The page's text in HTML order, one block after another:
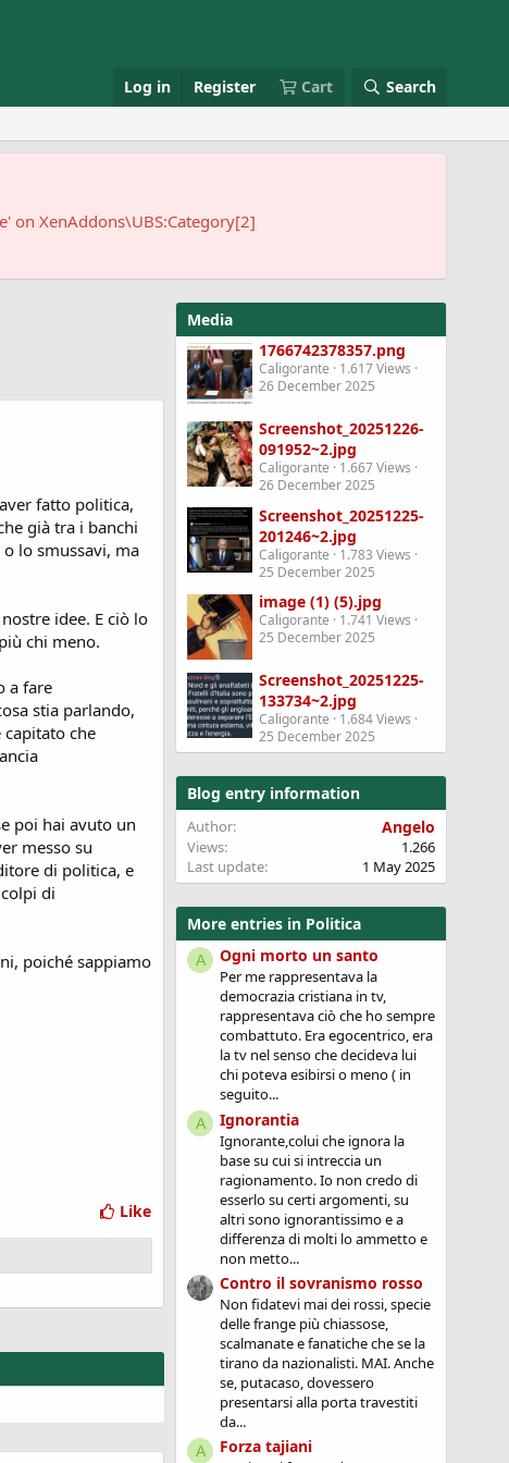
Log in Register Cart
Search
on XenAddons\UBS:Category[2]
fatto politica,
già tra i banchi
lo smussavi, ma
idee. E ciò lo
chi meno.
a fare
stia parlando,
che
poi hai avuto un
messo su
di politica, e
di
poiché sappiamo
Like
Media
1766742378357.png
Caligorante
1.617 Views
26 December 2025
Screenshot_20251226-
091952~2.jpg
Caligorante
1.667 Views
26 December 2025
Screenshot_20251225-
201246~2.jpg
Caligorante
1.783 Views
25 December 2025
image (1) (5).jpg
Caligorante
1.741 Views
25 December 2025
Screenshot_20251225-
133734~2.jpg
Caligorante
1.684 Views
25 December 2025
Blog entry information
Author Angelo
Views
1.266
Last update
1 May 2025
More entries in Politica
A Ogni morto un santo
Per me rappresentava la
democrazia cristiana in tv,
rappresentava ciò che ho sempre
combattuto. Era egocentrico, era
la tv nel senso che decideva lui
chi poteva esibirsi o meno ( in
seguito...
A Ignorantia
Ignorante,colui che ignora la
base su cui si intreccia un
ragionamento. Io non credo di
esserlo su certi argomenti, su
altri sono ignorantissimo e a
differenza di molti lo ammetto e
non metto...
Contro il sovranismo rosso
Non fidatevi mai dei rossi, specie
delle frange più chiassose,
scalmanate e fanatiche che se la
tirano da nazionalisti. MAI. Anche
se, putacaso, dovessero
presentarsi alla porta travestiti
da...
A Forza tajiani